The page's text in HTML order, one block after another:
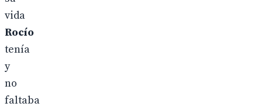
vida
Rocío
tenía
y
no
faltaba